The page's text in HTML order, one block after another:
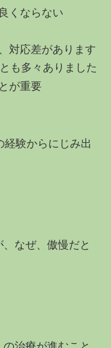
くならない
対応差があります
も多々ありました
が重要
経験からにじみ出
なぜ、傲慢だと